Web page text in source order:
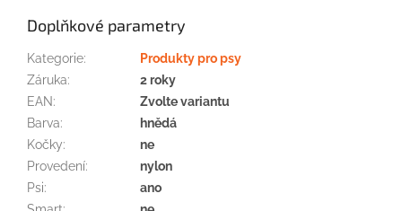
Doplňkové parametry
Kategorie:
Produkty pro psy
Záruka:
2 roky
EAN:
Zvolte variantu
Barva:
hnědá
Kočky:
ne
Provedení:
nylon
Psi:
ano